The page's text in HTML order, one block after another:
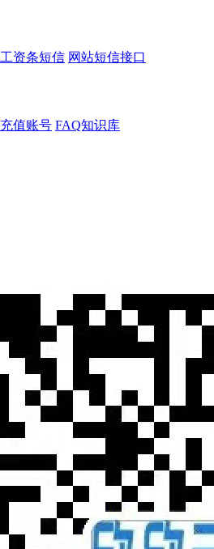
工资条短信 网站短信接口
充值账号 FAQ知识库